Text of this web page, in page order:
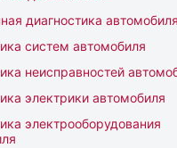
диагностика автомобиля
систем автомобиля
неисправностей
электрики автомобиля
электрооборудования